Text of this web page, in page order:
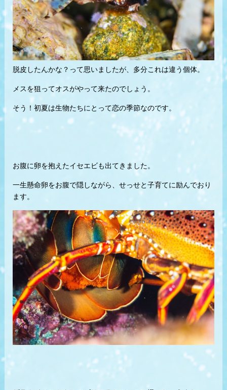
脱皮したんかな？って思いましたが、多分これは違う個体。
メスを狙ってオスがやって来たのでしょう。
そう！初夏は生物たちにとって恋の季節なのです。
お腹に卵を抱えたイセエビも出てきました。
一生懸命卵をお腹で隠しながら、せっせと子育てに励んでおり
ます。